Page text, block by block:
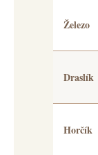
Železo
Draslík
Horčík